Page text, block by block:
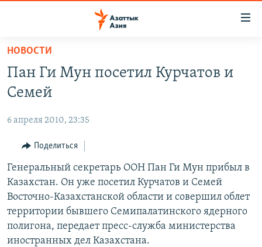
Вернуться
основному
содержанию
навигации
Вернутся
поиску
УЗБЕКИСТАН
ТАДЖИКИСТАН
НА ДРУГИХ ЯЗЫКАХ
ҚАЗАҚША
КЫРГЫЗЧА
ТОҶИКӢ
TÜRKMENÇE
Все сайты РСЕ/РС
НОВОСТИ
Пан Ги Мун посетил Курчатов и
Семей
6 апреля 2010, 23:35
Поделиться
Генеральный секретарь ООН Пан Ги Мун прибыл в
Казахстан. Он уже посетил Курчатов и Семей
Восточно-Казахстанской области и совершил облет
территории бывшего Семипалатинского ядерного
полигона, передает пресс-служба министерства
иностранных дел Казахстана.